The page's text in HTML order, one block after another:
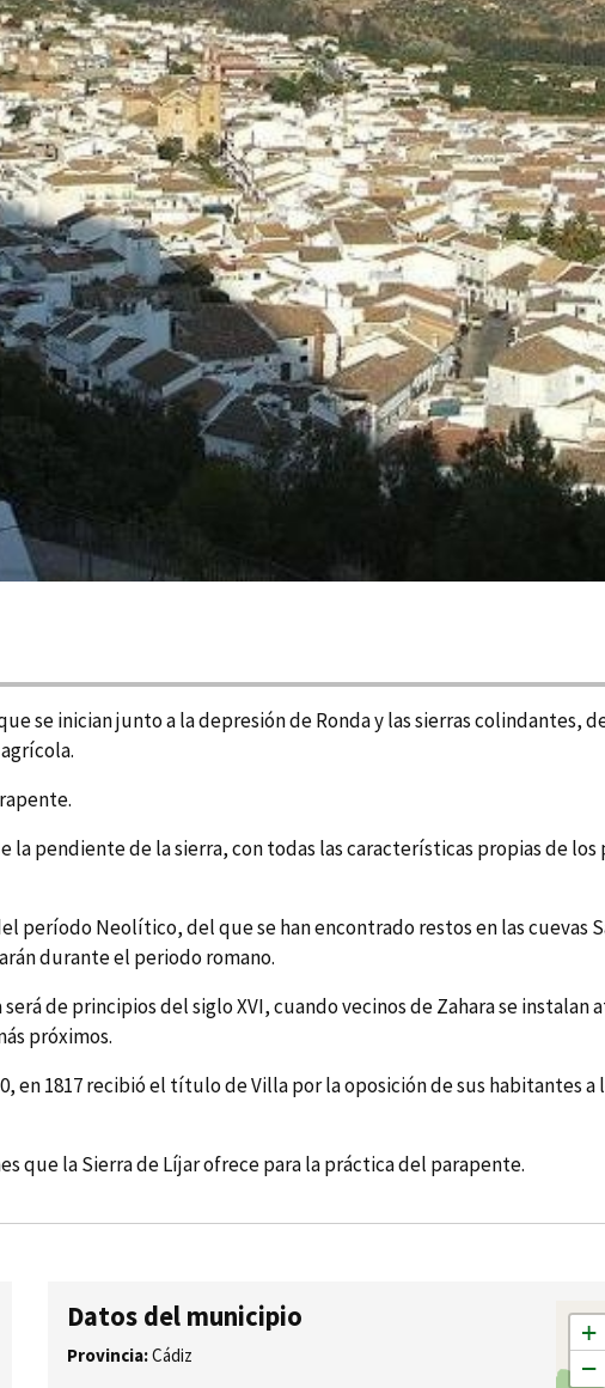
se inician junto a la depresión de Ronda y las sierras colindantes,
pendiente de la sierra, con todas las caracterí­sticas propias de
Neolí­tico, del que se han encontrado restos en las cuevas
durante el periodo romano.
de principios del siglo XVI, cuando vecinos de Zahara se
próximos.
en 1817 recibió el tí­tulo de Villa por la oposición de sus habitantes
que la Sierra de Lí­jar ofrece para la práctica del parapente.
Datos del municipio
Provincia:Cádiz
+
−